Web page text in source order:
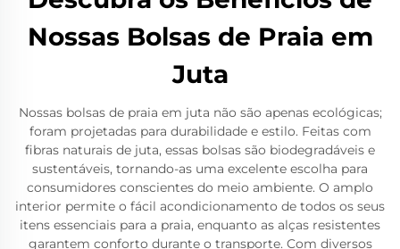
Nossas Bolsas de Praia em
Juta
Nossas bolsas de praia em juta não são apenas ecológicas;
foram projetadas para durabilidade e estilo. Feitas com
fibras naturais de juta, essas bolsas são biodegradáveis e
sustentáveis, tornando-as uma excelente escolha para
consumidores conscientes do meio ambiente. O amplo
interior permite o fácil acondicionamento de todos os seus
itens essenciais para a praia, enquanto as alças resistentes
garantem conforto durante o transporte. Com diversos